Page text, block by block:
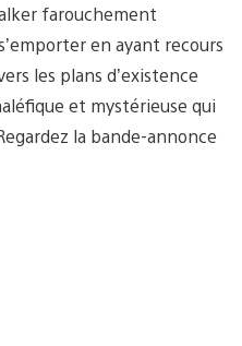
farouchement
en ayant recours
les plans d’existence
et mystérieuse qui
la bande-annonce